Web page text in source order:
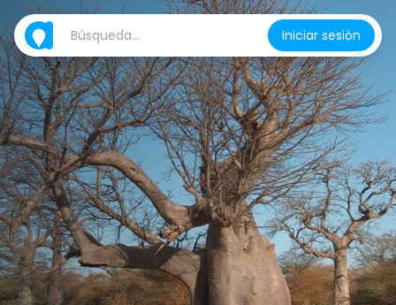
Iniciar sesión